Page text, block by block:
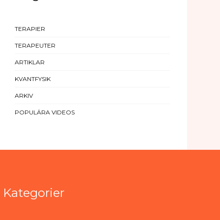
TERAPIER
TERAPEUTER
ARTIKLAR
KVANTFYSIK
ARKIV
POPULÄRA VIDEOS
Kategorier